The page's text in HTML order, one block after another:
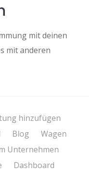
mit deinen
mit anderen
hinzufügen
Blog
Wagen
Unternehmen
Dashboard